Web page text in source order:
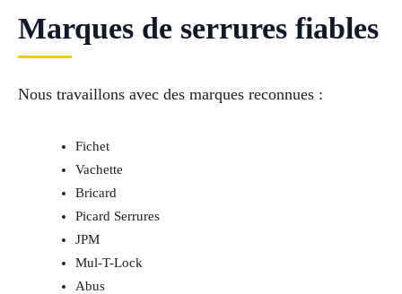
Marques de serrures fiables
Nous travaillons avec des marques reconnues :
Fichet
Vachette
Bricard
Picard Serrures
JPM
Mul-T-Lock
Abus